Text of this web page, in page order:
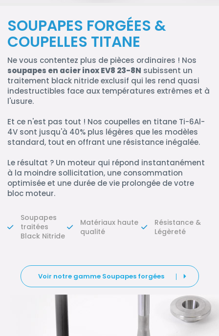
SOUPAPES FORGÉES &
COUPELLES TITANE
Ne vous contentez plus de pièces ordinaires ! Nos
soupapes en acier inox EV8 23-8N subissent un
traitement black nitride exclusif qui les rend quasi
indestructibles face aux températures extrêmes et à
l'usure.
Et ce n'est pas tout ! Nos coupelles en titane Ti-6Al-
4V sont jusqu'à 40% plus légères que les modèles
standard, tout en offrant une résistance inégalée.
Le résultat ? Un moteur qui répond instantanément
à la moindre sollicitation, une consommation
optimisée et une durée de vie prolongée de votre
bloc moteur.
Soupapes
traitées
Black Nitride
Matériaux haute
qualité
Résistance &
Légèreté
Voir notre gamme Soupapes forgées